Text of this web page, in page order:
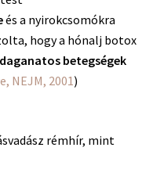
és a nyirokcsomókra
hogy a hónalj botox
betegségek
NEJM, 2001 )
rémhír, mint